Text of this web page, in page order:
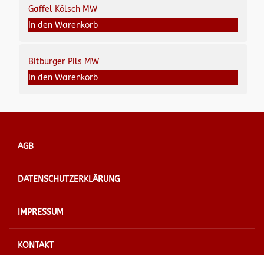
Gaffel Kölsch MW
In den Warenkorb
Bitburger Pils MW
In den Warenkorb
AGB
DATENSCHUTZERKLÄRUNG
IMPRESSUM
KONTAKT